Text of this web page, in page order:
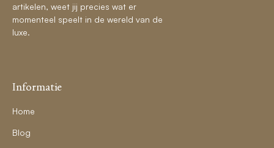
artikelen, weet jij precies wat er
momenteel speelt in de wereld van de
luxe.
Informatie
Home
Blog